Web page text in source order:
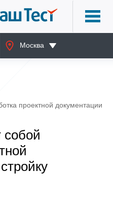
Москва
проектной документации
собой